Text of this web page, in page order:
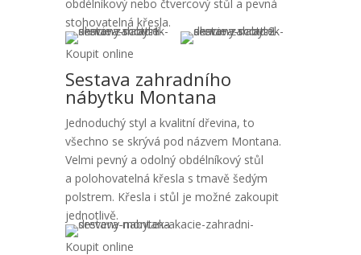
obdélníkový nebo čtvercový stůl a pevná
stohovatelná křesla.
Koupit online
Sestava zahradního
nábytku Montana
Jednoduchý styl a kvalitní dřevina, to
všechno se skrývá pod názvem Montana.
Velmi pevný a odolný obdélníkový stůl
a polohovatelná křesla s tmavě šedým
polstrem. Křesla i stůl je možné zakoupit
jednotlivě.
Koupit online